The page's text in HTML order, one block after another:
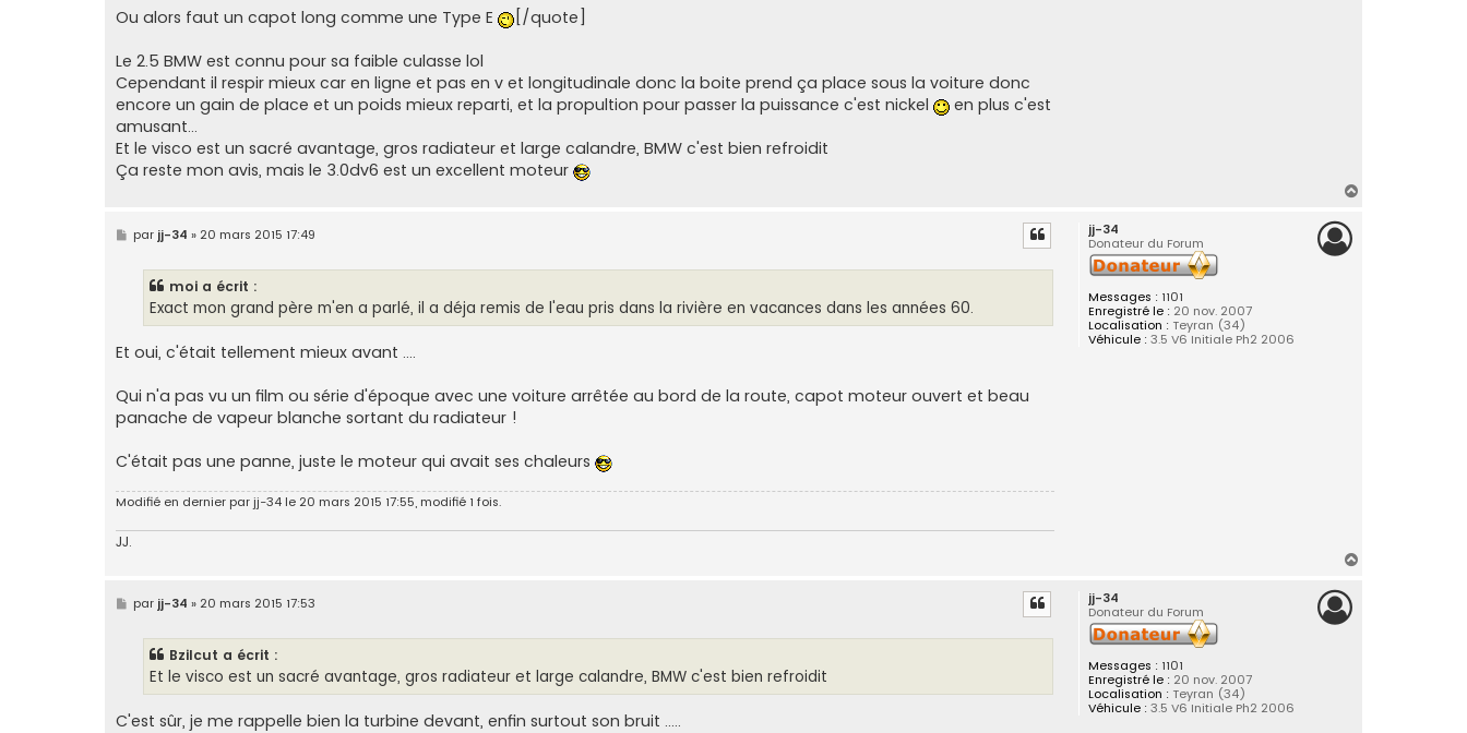
Ou alors faut un capot long comme une Type E
[/quote]
Le 2.5 BMW est connu pour sa faible culasse lol
Cependant il respir mieux car en ligne et pas en v et longitudinale donc la boite prend ça place sous la voiture donc
encore un gain de place et un poids mieux reparti, et la propultion pour passer la puissance c'est nickel
en plus c'est
amusant...
Et le visco est un sacré avantage, gros radiateur et large calandre, BMW c'est bien refroidit
Ça reste mon avis, mais le 3.0dv6 est un excellent moteur
jj-34
Donateur du Forum
Messages : 1101
Enregistré le : 20 nov. 2007
Localisation : Teyran (34)
Véhicule : 3.5 V6 Initiale Ph2 2006
M
e
par jj-34 » 20 mars 2015 17:49
moi a écrit :
Exact mon grand père m'en a parlé, il a déja remis de l'eau pris dans la rivière en vacances dans les années 60.
Et oui, c'était tellement mieux avant ....
Qui n'a pas vu un film ou série d'époque avec une voiture arrêtée au bord de la route, capot moteur ouvert et beau
panache de vapeur blanche sortant du radiateur !
C'était pas une panne, juste le moteur qui avait ses chaleurs
Modifié en dernier parjj-34 le 20 mars 2015 17:55, modifié 1 fois.
JJ.
jj-34
Donateur du Forum
Messages : 1101
Enregistré le : 20 nov. 2007
Localisation : Teyran (34)
Véhicule : 3.5 V6 Initiale Ph2 2006
M
e
par jj-34 » 20 mars 2015 17:53
Bzilcut a écrit :
Et le visco est un sacré avantage, gros radiateur et large calandre, BMW c'est bien refroidit
C'est sûr, je me rappelle bien la turbine devant, enfin surtout son bruit .....